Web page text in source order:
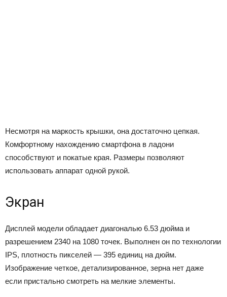
Несмотря на маркость крышки, она достаточно цепкая.
Комфортному нахождению смартфона в ладони
способствуют и покатые края. Размеры позволяют
использовать аппарат одной рукой.
Экран
Дисплей модели обладает диагональю 6.53 дюйма и
разрешением 2340 на 1080 точек. Выполнен он по технологии
IPS, плотность пикселей — 395 единиц на дюйм.
Изображение четкое, детализированное, зерна нет даже
если пристально смотреть на мелкие элементы.